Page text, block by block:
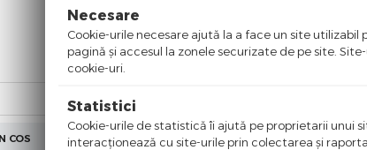
+
COS
Necesare
Cookie-urile necesare ajută la a face un site
pagină şi accesul la zonele securizate de pe site.
cookie-uri.
Statistici
Cookie-urile de statistică îi ajută pe proprietarii unui
interacţionează cu site-urile prin colectarea şi